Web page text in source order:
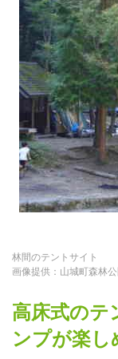
林間のテントサイト
画像提供：山城町森林
高床式のテ
ンプが楽し